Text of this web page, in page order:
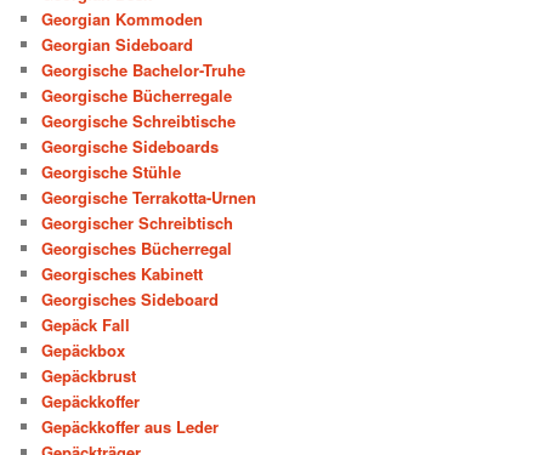
Georgian Kommoden
Georgian Sideboard
Georgische Bachelor-Truhe
Georgische Bücherregale
Georgische Schreibtische
Georgische Sideboards
Georgische Stühle
Georgische Terrakotta-Urnen
Georgischer Schreibtisch
Georgisches Bücherregal
Georgisches Kabinett
Georgisches Sideboard
Gepäck Fall
Gepäckbox
Gepäckbrust
Gepäckkoffer
Gepäckkoffer aus Leder